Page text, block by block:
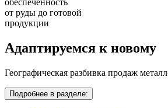
обеспеченность
от руды до готовой
продукции
Адаптируемся к новому
Географическая разбивка продаж
Подробнее в разделе: